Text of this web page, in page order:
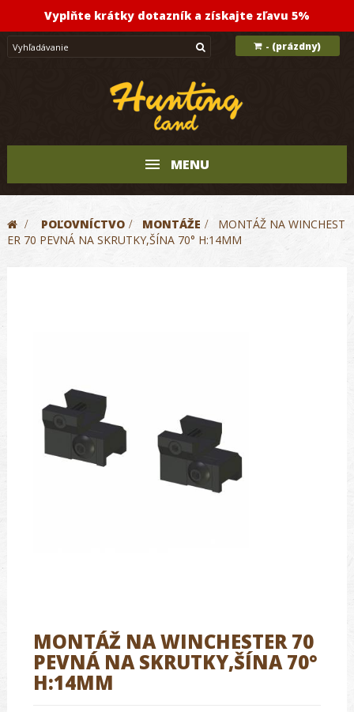
Vyplňte krátky dotazník a získajte zľavu 5%
- (prázdny)
MENU
> POĽOVNÍCTVO > MONTÁŽE >
MONTÁŽ NA WINCHEST
ER 70 PEVNÁ NA SKRUTKY,ŠÍNA 70° H:14MM
MONTÁŽ NA WINCHESTER 70
PEVNÁ NA SKRUTKY,ŠÍNA 70°
H:14MM